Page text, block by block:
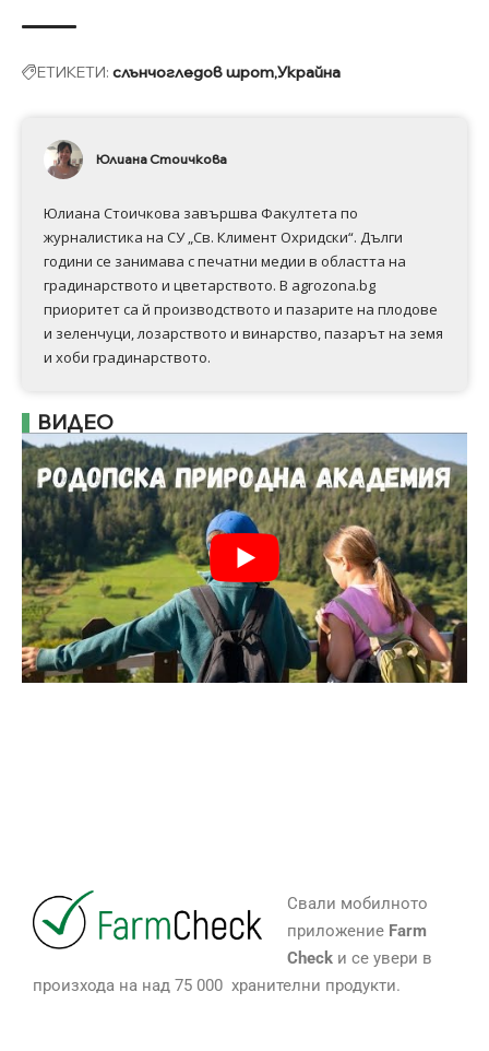
ЕТИКЕТИ: слънчогледов шротУкрайна
Юлиана Стоичкова
Юлиана Стоичкова завършва Факултета по
журналистика на СУ „Св. Климент Охридски“. Дълги
години се занимава с печатни медии в областта на
градинарството и цветарството. В agrozona.bg
приоритет са й производството и пазарите на плодове
и зеленчуци, лозарството и винарство, пазарът на земя
и хоби градинарството.
ВИДЕО
Свали мобилното
приложение Farm
Checkи се увери в
произхода на над 75 000 хранителни продукти.